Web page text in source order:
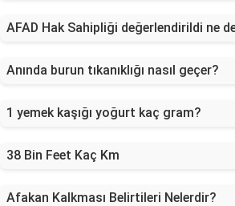
AFAD Hak Sahipliği değerlendirildi ne
Anında burun tıkanıklığı nasıl geçer?
1 yemek kaşığı yoğurt kaç gram?
38 Bin Feet Kaç Km
Afakan Kalkması Belirtileri Nelerdir?